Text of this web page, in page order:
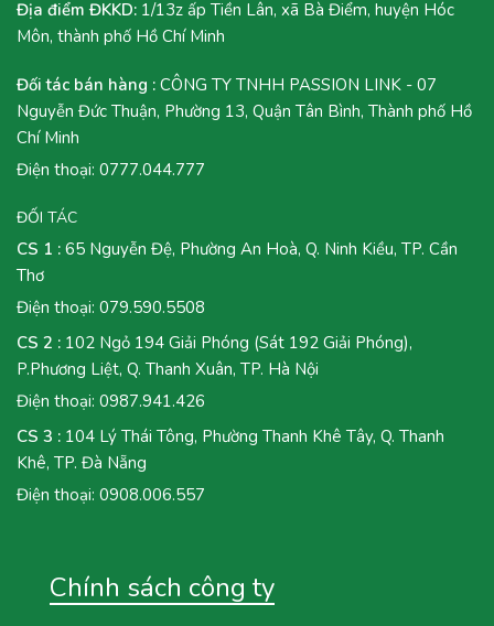
Địa điểm ĐKKD: 1/13z ấp Tiền Lân, xã Bà Điểm, huyện Hóc
Môn, thành phố Hồ Chí Minh
Đối tác bán hàng : CÔNG TY TNHH PASSION LINK - 07
Nguyễn Đức Thuận, Phường 13, Quận Tân Bình, Thành phố Hồ
Chí Minh
Điện thoại: 0777.044.777
ĐỐI TÁC
CS 1 : 65 Nguyễn Đệ, Phường An Hoà, Q. Ninh Kiều, TP. Cần
Thơ
Điện thoại: 079.590.5508
CS 2 : 102 Ngỏ 194 Giải Phóng (Sát 192 Giải Phóng),
P.Phương Liệt, Q. Thanh Xuân, TP. Hà Nội
Điện thoại: 0987.941.426
CS 3 : 104 Lý Thái Tông, Phường Thanh Khê Tây, Q. Thanh
Khê, TP. Đà Nẵng
Điện thoại: 0908.006.557
Chính sách công ty